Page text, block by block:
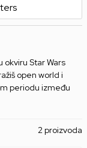
okviru Star Wars
open world i
periodu između
2 proizvoda